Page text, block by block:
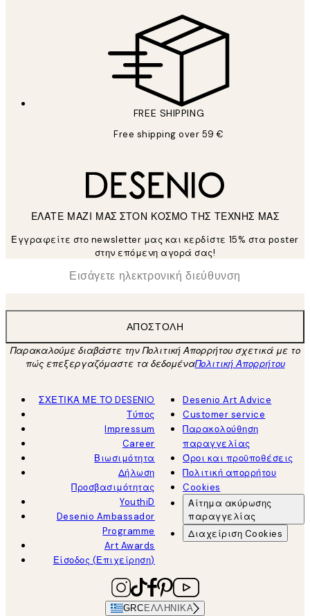
FREE SHIPPING
Free shipping over 59 €
ΕΛΑΤΕ ΜΑΖΙ ΜΑΣ ΣΤΟΝ ΚΟΣΜΟ ΤΗΣ ΤΕΧΝΗΣ ΜΑΣ
Εγγραφείτε στο newsletter μας και κερδίστε 15% στα poster
στην επόμενη αγορά σας!
Ηλεκτρονική Διεύθυνση
ΑΠΟΣΤΟΛΉ
Παρακαλούμε διαβάστε την Πολιτική Απορρήτου σχετικά με το
πώς επεξεργαζόμαστε τα δεδομέναΠολιτική Απορρήτου
ΣΧΕΤΙΚΑ ΜΕ ΤΟ DESENIO
Τύπος
Impressum
Career
Βιωσιμότητα
Δήλωση
Προσβασιμότητας
YouthiD
Desenio Ambassador
Programme
Art Awards
Είσοδος (Επιχείρηση)
Desenio Art Advice
Customer service
Παρακολούθηση
παραγγελίας
Όροι και προϋποθέσεις
Πολιτική απορρήτου
Cookies
Αίτημα ακύρωσης
παραγγελίας
Διαχείριση Cookies
GRC ΕΛΛΗΝΙΚΆ